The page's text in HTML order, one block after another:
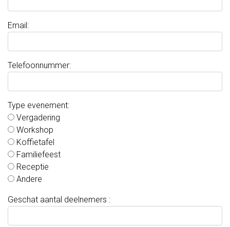
Heerlijk
ons
Fruit
op
het
werk
Fruit
Email:
Telefoonnummer:
Type evenement:
Vergadering
Workshop
Koffietafel
Familiefeest
Receptie
Andere
Geschat aantal deelnemers :